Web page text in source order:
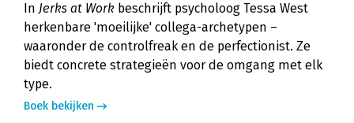
In Jerks at Work beschrijft psycholoog Tessa West
herkenbare 'moeilijke' collega-archetypen –
waaronder de controlfreak en de perfectionist. Ze
biedt concrete strategieën voor de omgang met elk
type.
Boek bekijken